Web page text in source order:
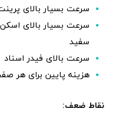
سرعت بسیار بالای
سرعت بسیار بالای
سفید
سرعت بالای فیدر اسناد
هزینه پایین برای هر
نقاط ضعف: